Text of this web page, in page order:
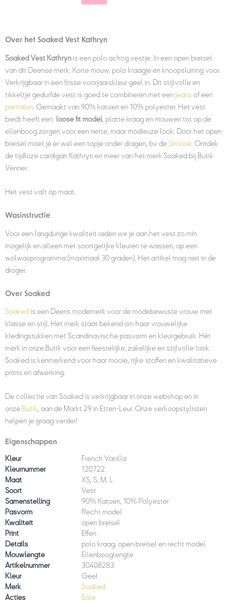
Over het Soaked Vest Kathryn
Soaked Vest Kathrynis een polo achtig vestje. In een open breisel
van dit Deense merk. Korte mouw, polo kraagje en knoopsluiting voor.
Verkrijgbaar in een frisse voorjaarskleur geel in. Dit stijlvolle en
tikkeltje gedurfde vest is goed te combineren met een jeansof een
pantalon . Gemaakt van 90% katoen en 10% polyester. Het vest
biedt heeft een loose fit model , platte kraag en mouwen tot op de
ellenboog zorgen voor een nette, maar modieuze look. Door het open
breisel moet je er wel een topje onder dragen, bv deSimone . Ontdek
de tijdloze cardigan Kathryn en meer van het merk Soaked bij Butik
Venner.
Het vest valt op maat.
Wasinstructie
Voor een langdurige kwaliteit raden we je aan het vest zo min
mogelijk en alleen met soortgelijke kleuren te wassen, op een
wolwasprogramma (maximaal 30 graden). Het artikel mag niet in de
droger.
Over Soaked
Soaked is een Deens modemerk voor de modebewuste vrouw met
klasse en stijl. Het merk staat bekend om haar vrouwelijke
kledingstukken met Scandinavische pasvorm en kleurgebruik. Hét
merk in onze Butik voor een feestelijke, zakelijke en stijlvolle look.
Soaked is kenmerkend voor haar mooie, rijke stoffen en kwalitatieve
prints en afwerking.
De collectie van Soaked is verkrijgbaar in onze webshop en in
onze Butik, aan de Markt 29 in Etten-Leur. Onze verkoopstylisten
helpen je graag verder!
Eigenschappen
Kleur
French Vanilla
Kleurnummer
120722
Maat
XS, S, M, L
Soort
Vest
Samenstelling
90% Katoen, 10% Polyester
Pasvorm
Recht model
Kwaliteit
open breisel
Print
Effen
Details
polo kraag, open breisel en recht model
Mouwlengte
Ellenbooglengte
Artikelnummer
30408283
Kleur
Geel
Merk
Soaked
Acties
Sale